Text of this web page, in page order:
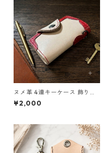
ヌメ革 4連キーケース 飾り赤
ナチュラル L85 レザー ハンド
メイド 経年変化
¥2,000